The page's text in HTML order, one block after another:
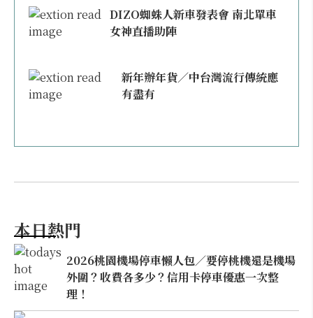
DIZO蜘蛛人新車發表會 南北單車
女神直播助陣
新年辦年貨／中台灣流行傳統應
有盡有
本日熱門
2026桃園機場停車懶人包／要停桃機還是機場
外圍？收費各多少？信用卡停車優惠一次整
理！